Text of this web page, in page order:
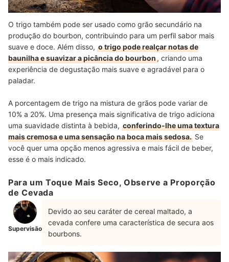
O trigo também pode ser usado como grão secundário na
produção do bourbon, contribuindo para um perfil sabor mais
suave e doce. Além disso, o trigo pode realçar notas de
baunilha e suavizar a picância do bourbon, criando uma
experiência de degustação mais suave e agradável para o
paladar.
A porcentagem de trigo na mistura de grãos pode variar de
10% a 20%. Uma presença mais significativa de trigo adiciona
uma suavidade distinta à bebida, conferindo-lhe uma textura
mais cremosa e uma sensação na boca mais sedosa. Se
você quer uma opção menos agressiva e mais fácil de beber,
esse é o mais indicado.
Para um Toque Mais Seco, Observe a Proporção
de Cevada
Supervisão
Devido ao seu caráter de cereal maltado, a
cevada confere uma característica de secura aos
bourbons.